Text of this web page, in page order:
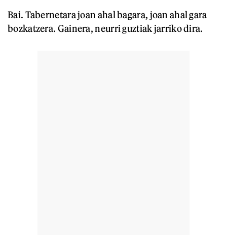
Bai. Tabernetara joan ahal bagara, joan ahal gara
bozkatzera. Gainera, neurri guztiak jarriko dira.